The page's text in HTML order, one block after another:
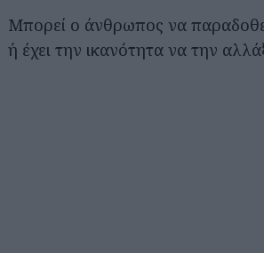
Μπορεί ο άνθρωπος να
ή έχει την ικανότητα να την